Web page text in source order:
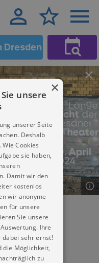
Dresden
×
unsere
unserer Seite
Deshalb
Cookies
sie haben,
Damit wir den
kostenlos
wir anonyme
für unsere
Sie unsere
Ihre
dabei sehr ernst!
die Möglichkeit,
zu